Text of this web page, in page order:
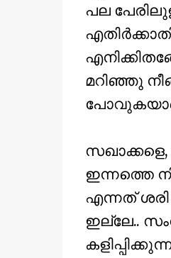
പല
മറിഞ്ഞു
ഇന്നത്തെ
എന്നത് ശരി
ഇല്ലേ..